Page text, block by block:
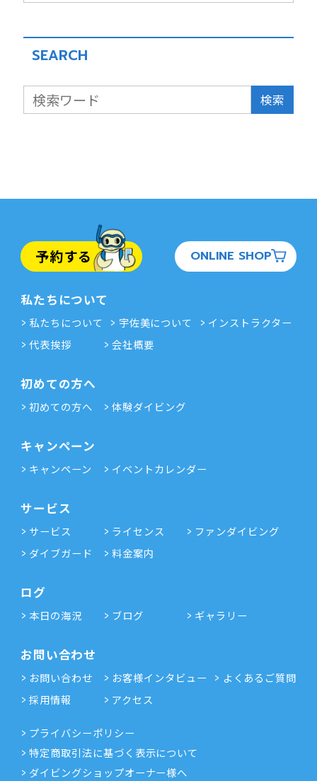
SEARCH
検索
予約する ONLINE SHOP
私たちについて
私たちについて 宇佐美について
インストラクター
代表挨拶
会社概要
初めての方へ
初めての方へ 体験ダイビング
キャンペーン
キャンペーン イベントカレンダー
サービス
サービス ライセンス
ファンダイビング
ダイブガード
料金案内
ログ
本日の海況 ブログ ギャラリー
お問い合わせ
お問い合わせ お客様インタビュー
よくあるご質問
採用情報
アクセス
プライバシーポリシー
特定商取引法に基づく表示について
ダイビングショップオーナー様へ